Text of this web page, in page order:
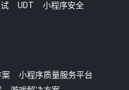
UDT
小程序安全
案
小程序质量服务平台